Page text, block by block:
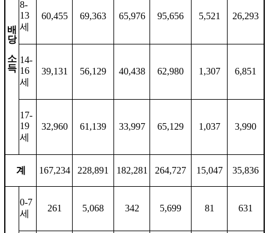
배
당
소
득
8-
13
세
60,455 69,363 65,976 95,656 5,521 26,293
14-
16
세
39,131 56,129 40,438 62,980 1,307 6,851
17-
19
세
32,960 61,139 33,997 65,129 1,037 3,990
계 167,234 228,891 182,281 264,727 15,047 35,836
0-7
세
261 5,068 342 5,699 81 631